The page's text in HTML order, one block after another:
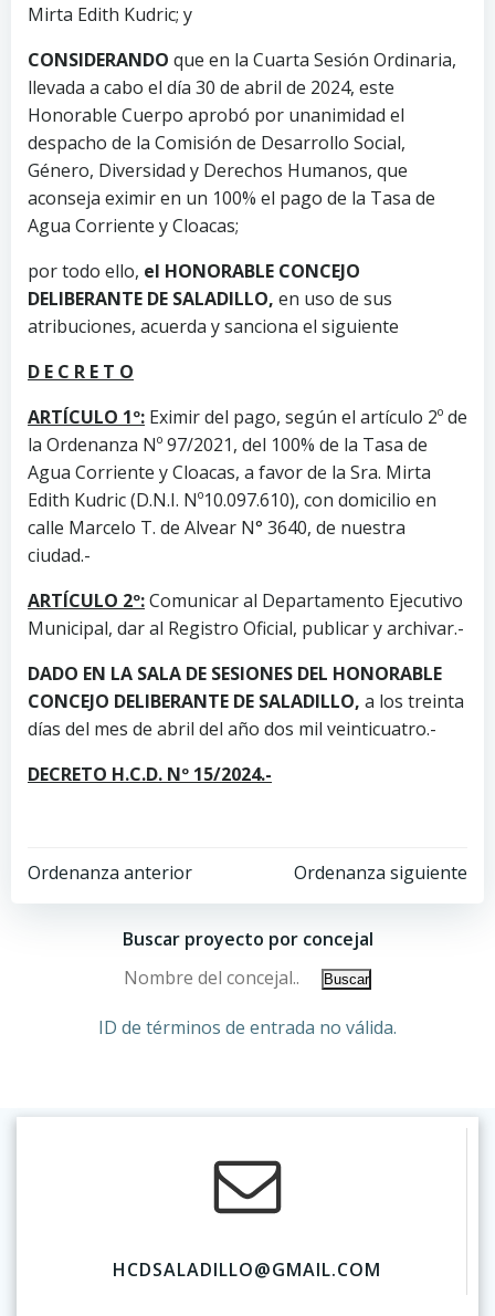
Mirta Edith Kudric; y
CONSIDERANDO que en la Cuarta Sesión Ordinaria,
llevada a cabo el día 30 de abril de 2024, este
Honorable Cuerpo aprobó por unanimidad el
despacho de la Comisión de Desarrollo Social,
Género, Diversidad y Derechos Humanos, que
aconseja eximir en un 100% el pago de la Tasa de
Agua Corriente y Cloacas;
por todo ello, el HONORABLE CONCEJO
DELIBERANTE DE SALADILLO, en uso de sus
atribuciones, acuerda y sanciona el siguiente
D E C R E T O
ARTÍCULO 1º: Eximir del pago, según el artículo 2º de
la Ordenanza Nº 97/2021, del 100% de la Tasa de
Agua Corriente y Cloacas, a favor de la Sra. Mirta
Edith Kudric (D.N.I. Nº10.097.610), con domicilio en
calle Marcelo T. de Alvear N° 3640, de nuestra
ciudad.-
ARTÍCULO 2º:Comunicar al Departamento Ejecutivo
Municipal, dar al Registro Oficial, publicar y archivar.-
DADO EN LA SALA DE SESIONES DEL HONORABLE
CONCEJO DELIBERANTE DE SALADILLO, a los treinta
días del mes de abril del año dos mil veinticuatro.-
DECRETO H.C.D. Nº 15/2024.-
Ordenanza anterior Ordenanza siguiente
Buscar proyecto por concejal
ID de términos de entrada no válida.
HCDSALADILLO@GMAIL.COM